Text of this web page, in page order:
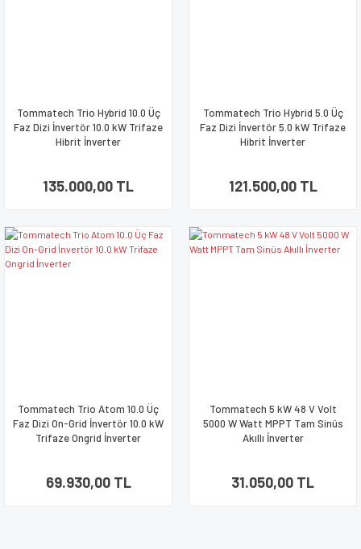
Tommatech Trio Hybrid 10.0 Üç
Faz Dizi İnvertör 10.0 kW Trifaze
Hibrit İnverter
135.000,00 TL
Tommatech Trio Hybrid 5.0 Üç
Faz Dizi İnvertör 5.0 kW Trifaze
Hibrit İnverter
121.500,00 TL
Tommatech Trio Atom 10.0 Üç
Faz Dizi On-Grid İnvertör 10.0 kW
Trifaze Ongrid İnverter
69.930,00 TL
Tommatech 5 kW 48 V Volt
5000 W Watt MPPT Tam Sinüs
Akıllı İnverter
31.050,00 TL